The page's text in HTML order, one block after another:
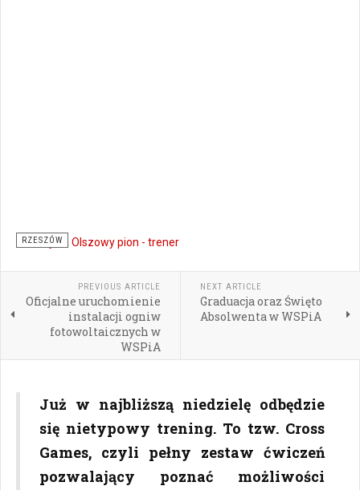
RZESZÓW
PREVIOUS ARTICLE
Oficjalne uruchomienie
instalacji ogniw
fotowoltaicznych w
WSPiA
NEXT ARTICLE
Graduacja oraz Święto
Absolwenta w WSPiA
Już w najbliższą niedzielę odbędzie
się nietypowy trening. To tzw. Cross
Games, czyli pełny zestaw ćwiczeń
pozwalający poznać możliwości